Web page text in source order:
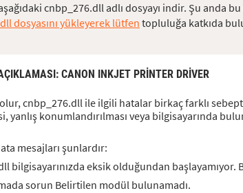
cnbp_276.dll adlı dosyayı indir. Şu anda
dosyasını yükleyerek lütfen topluluğa katkıda
: CANON INKJET PRINTER DRIVER
cnbp_276.dll ile ilgili hatalar birkaç farklı
konumlandırılması veya bilgisayarında
mesajları şunlardır:
bilgisayarınızda eksik olduğundan
sorun Belirtilen modül bulunamadı.